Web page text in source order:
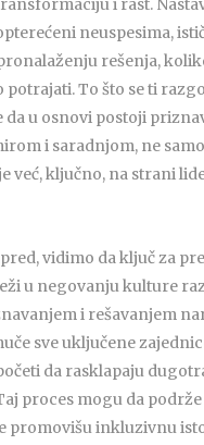
i rast.
neuspesima,
rešenja,
potrajati. To što se ti
da u osnovi postoji
i saradnjom, ne
već, ključno, na strani
vidimo da ključ za
u negovanju kulture
i rešavanjem
sve uključene
da rasklapaju
proces mogu da
promovišu inkluzivnu